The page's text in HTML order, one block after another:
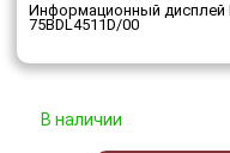
Информационный дисплей
75BDL4511D/00
В наличии